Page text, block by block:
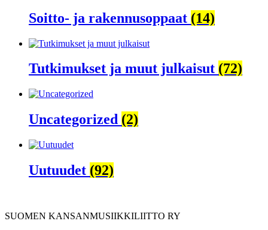
Soitto- ja rakennusoppaat (14)
Tutkimukset ja muut julkaisut (72)
Uncategorized (2)
Uutuudet (92)
SUOMEN KANSANMUSIIKKILIITTO RY